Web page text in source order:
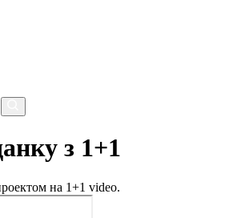
з 1+1
на 1+1 video.